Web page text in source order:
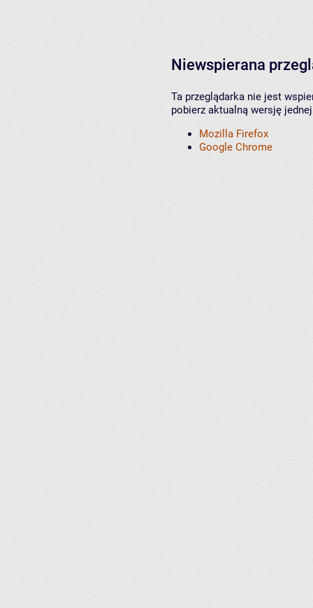
Niewspierana
Ta przeglądarka nie jest
pobierz aktualną wersję
Mozilla Firefox
Google Chrome